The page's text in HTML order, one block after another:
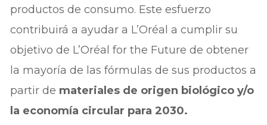
productos de consumo. Este esfuerzo
contribuirá a ayudar a L’Oréal a cumplir su
objetivo de L’Oréal for the Future de obtener
la mayoría de las fórmulas de sus productos a
partir de materiales de origen biológico y/o
la economía circular para 2030.